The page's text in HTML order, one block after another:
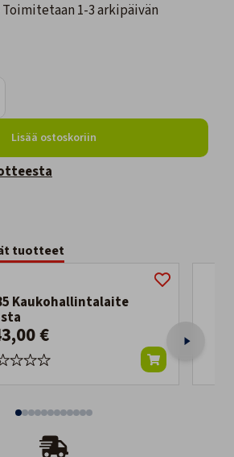
1-3 arkipäivän
Lisää ostoskoriin
tuotteet
Kaukohallintalaite
€